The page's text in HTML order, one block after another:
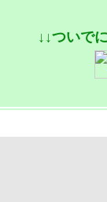
↓↓ついで